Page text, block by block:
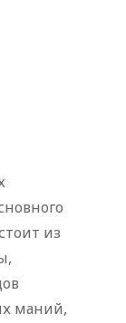
из
маний,